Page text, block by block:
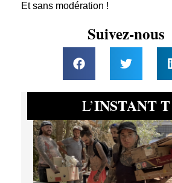
Et sans modération !
Suivez-nous
L’INSTANT T